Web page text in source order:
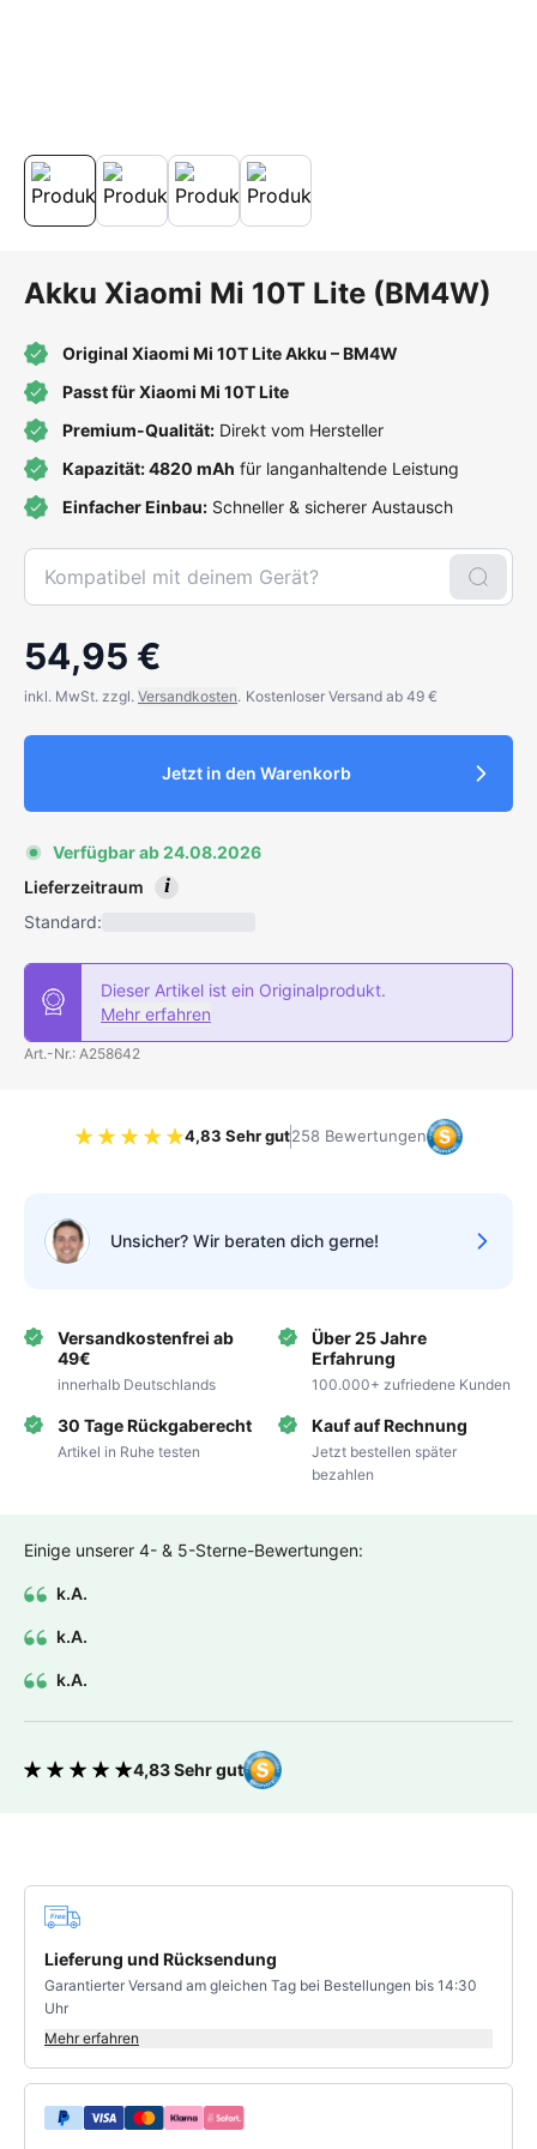
Akku Xiaomi Mi 10T Lite (BM4W)
Original Xiaomi Mi 10T Lite Akku – BM4W
Passt für Xiaomi Mi 10T Lite
Premium-Qualität: Direkt vom Hersteller
Kapazität: 4820 mAh für langanhaltende Leistung
Einfacher Einbau: Schneller & sicherer Austausch
54,95 €
inkl. MwSt. zzgl. Versandkosten. Kostenloser Versand ab 49 €
Jetzt in den Warenkorb
Verfügbar ab 24.08.2026
Lieferzeitraum
i
Standard:
Dieser Artikel ist ein Originalprodukt.
Mehr erfahren
Art.-Nr.: A258642
Bewertung 4.83 von 5 Sternen
4,83 Sehr gut258 Bewertungen
Unsicher? Wir beraten dich gerne!
Versandkostenfrei ab
49€
innerhalb Deutschlands
Über 25 Jahre
Erfahrung
100.000+ zufriedene Kunden
30 Tage Rückgaberecht
Artikel in Ruhe testen
Kauf auf Rechnung
Jetzt bestellen später
bezahlen
Einige unserer 4- & 5-Sterne-Bewertungen:
k.A.
k.A.
k.A.
Bewertung 4.83 von 5 Sternen
4,83 Sehr gut
Deine Vorteile
Lieferung und Rücksendung
Garantierter Versand am gleichen Tag bei Bestellungen bis 14:30
Uhr
Mehr erfahren